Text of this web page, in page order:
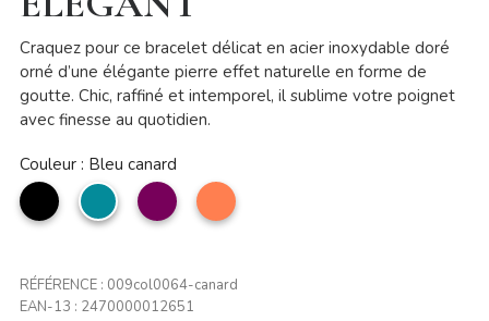
Craquez pour ce bracelet délicat en acier inoxydable doré
orné d’une élégante pierre effet naturelle en forme de
goutte. Chic, raffiné et intemporel, il sublime votre poignet
avec finesse au quotidien.
Couleur : Bleu canard
noir
Bleu
canard
violine Corail
RÉFÉRENCE : 009col0064-canard
EAN-13 : 2470000012651